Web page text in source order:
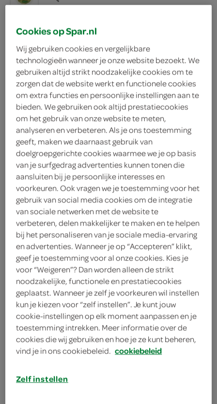
Spar dip kaas pesto
Spar
3.
49
100 Gram
Let op: aanbiedingen zijn niet zichtbaar bij de
producten, maar worden wél automatisch
verwerkt in de winkelmand.
kies romige pesto-kaasdip voor brood of groente
romig en kruidig van smaak
gemaakt met basilicum en pijnboompitten
gekoeld bewaren
omschrijving
Cookies op Spar.nl
Wij gebruiken cookies en vergelijkbare
technologieën wanneer je onze website bezoekt. We
gebruiken altijd strikt noodzakelijke cookies om te
zorgen dat de website werkt en functionele cookies
om extra functies en persoonlijke instellingen aan te
bieden. We gebruiken ook altijd prestatiecookies
om het gebruik van onze website te meten,
analyseren en verbeteren. Als je ons toestemming
geeft, maken we daarnaast gebruik van
doelgroepgerichte cookies waarmee we je op basis
van je surfgedrag advertenties kunnen tonen die
aansluiten bij je persoonlijke interesses en
voorkeuren. Ook vragen we je toestemming voor het
gebruik van social media cookies om de integratie
van sociale netwerken met de website te
verbeteren, delen makkelijker te maken en te helpen
bij het personaliseren van je sociale media-ervaring
en advertenties. Wanneer je op “Accepteren” klikt,
geef je toestemming voor al onze cookies. Kies je
voor “Weigeren”? Dan worden alleen de strikt
noodzakelijke, functionele en prestatiecookies
geplaatst. Wanneer je zelf je voorkeuren wil instellen
kun je kiezen voor “zelf instellen”. Je kunt jouw
cookie-instellingen op elk moment aanpassen en je
toestemming intrekken. Meer informatie over de
cookies die wij gebruiken en hoe je ze kunt beheren,
vind je in ons cookiebeleid. cookiebeleid
Zelf instellen